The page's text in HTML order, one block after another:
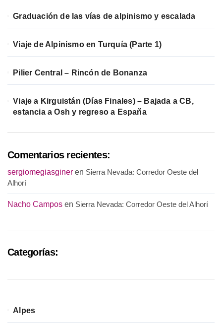
Graduación de las vías de alpinismo y escalada
Viaje de Alpinismo en Turquía (Parte 1)
Pilier Central – Rincón de Bonanza
Viaje a Kirguistán (Días Finales) – Bajada a CB,
estancia a Osh y regreso a España
Comentarios recientes:
sergiomegiasginer en Sierra Nevada: Corredor Oeste del
Alhorí
Nacho Campos en Sierra Nevada: Corredor Oeste del Alhorí
Categorías:
Alpes